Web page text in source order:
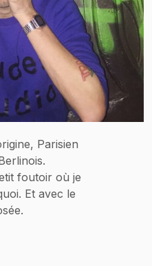
Parisien
foutoir où je
Et avec le